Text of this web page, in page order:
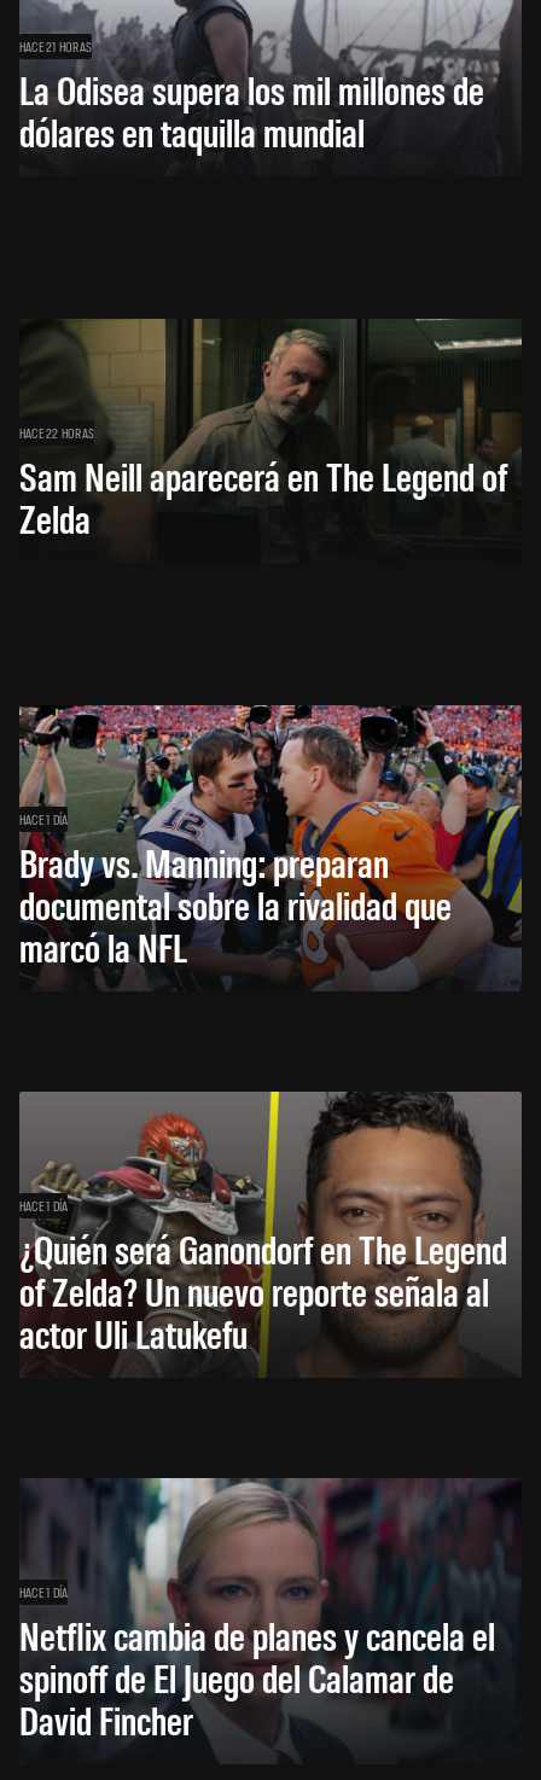
HACE 21 HORAS
La Odisea supera los mil millones de
dólares en taquilla mundial
HACE 22 HORAS
Sam Neill aparecerá en The Legend of
Zelda
HACE 1 DÍA
Brady vs. Manning: preparan
documental sobre la rivalidad que
marcó la NFL
HACE 1 DÍA
¿Quién será Ganondorf en The Legend
of Zelda? Un nuevo reporte señala al
actor Uli Latukefu
HACE 1 DÍA
Netflix cambia de planes y cancela el
spinoff de El Juego del Calamar de
David Fincher